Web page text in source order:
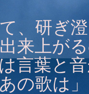
、研ぎ
来上が
言葉と
の歌は